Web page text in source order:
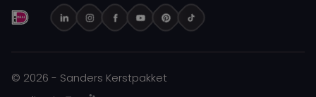
© 2026 - Sanders Kerstpakket